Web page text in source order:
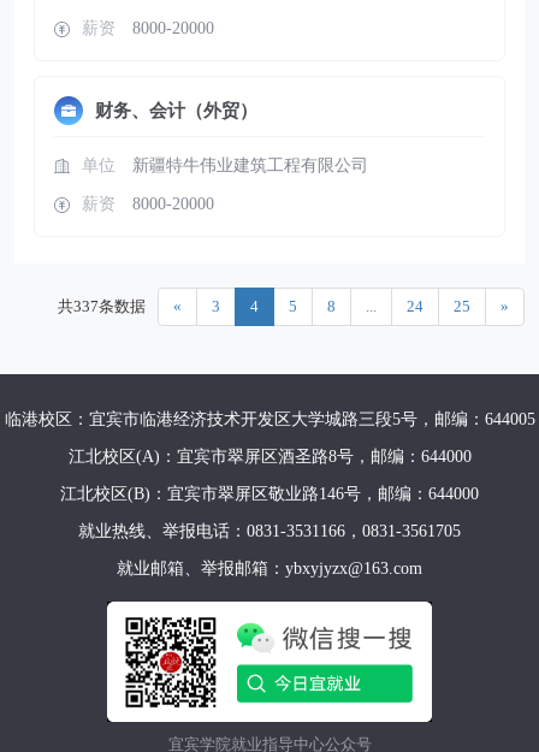
薪资 8000-20000
财务、会计（外贸）
单位 新疆特牛伟业建筑工程有限公司
薪资 8000-20000
共337条数据 « 3 4 5 8 ... 24 25 »
临港校区：宜宾市临港经济技术开发区大学城路三段5号，邮编：644005
江北校区(A)：宜宾市翠屏区酒圣路8号，邮编：644000
江北校区(B)：宜宾市翠屏区敬业路146号，邮编：644000
就业热线、举报电话：0831-3531166，0831-3561705
就业邮箱、举报邮箱：ybxyjyzx@163.com
宜宾学院就业指导中心公众号